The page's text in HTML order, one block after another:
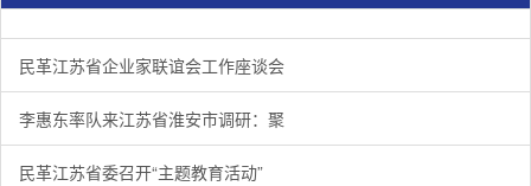
民革江苏省企业家联谊会工作座谈会在宁召开
1/3 李惠东率队来江苏省淮安市调研：聚焦民革党员之家建设管
2/3 民革江苏省委召开“主题教育活动” 领导班子民主生活会
3/3
民革江苏省企业家联谊会工作座谈会
李惠东率队来江苏省淮安市调研：聚
民革江苏省委召开“主题教育活动”